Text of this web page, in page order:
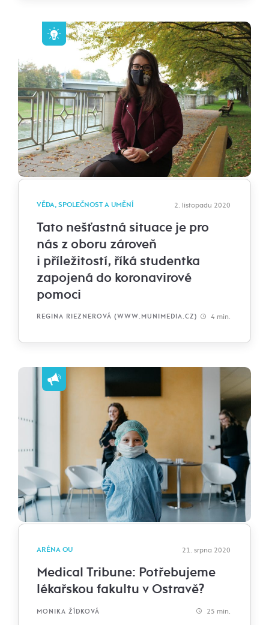
VĚDA, SPOLEČNOST A UMĚNÍ 2. listopadu 2020
Tato nešťastná situace je pro
nás z oboru zároveň
i příležitostí, říká studentka
zapojená do koronavirové
pomoci
REGINA RIEZNEROVÁ (WWW.MUNIMEDIA.CZ) 4 min.
ARÉNA OU 21. srpna 2020
Medical Tribune: Potřebujeme
lékařskou fakultu v Ostravě?
MONIKA ŽÍDKOVÁ 25 min.